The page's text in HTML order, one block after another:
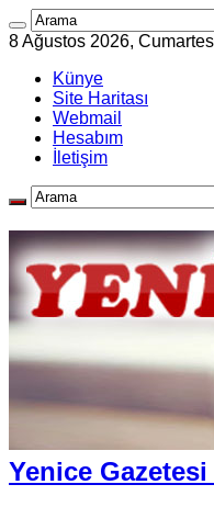
8 Ağustos 2026,
Künye
Site Haritası
Webmail
Hesabım
İletişim
Yenice